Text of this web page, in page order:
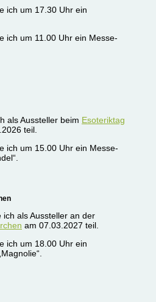
ich um 17.30 Uhr ein
ich um 11.00 Uhr ein Messe-
als Aussteller beim Esoteriktag
teil.
ich um 15.00 Uhr ein Messe-
als Aussteller an der
am 07.03.2027 teil.
ich um 18.00 Uhr ein